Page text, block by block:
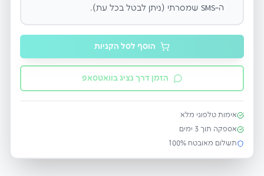
ה-SMS שמסרתי (ניתן לבטל בכל עת).
הוסף לסל הקניות
הזמן דרך נציג בוואטסאפ
אימות טלפוני מלא
אספקה תוך 3 ימים
תשלום מאובטח 100%